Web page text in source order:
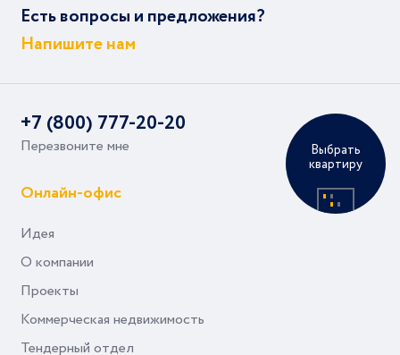
Выбрать
квартиру
Есть вопросы и предложения?
Напишите нам
+7 (800) 777-20-20
Перезвоните мне
Онлайн-офис
Идея
О компании
Проекты
Коммерческая недвижимость
Тендерный отдел